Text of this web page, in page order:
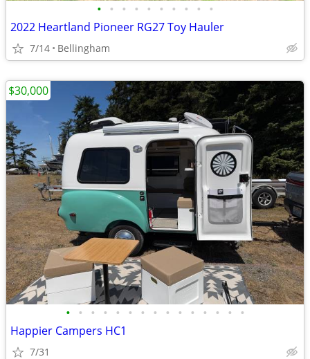
• • • • • • • • • •
2022 Heartland Pioneer RG27 Toy Hauler
7/14 Bellingham
• • • • • • • • • • • • • • •
Happier Campers HC1
7/31
$30,000